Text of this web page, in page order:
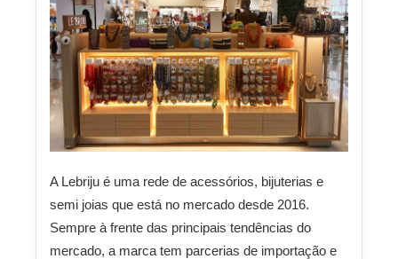
A Lebriju é uma rede de acessórios, bijuterias e
semi joias que está no mercado desde 2016.
Sempre à frente das principais tendências do
mercado, a marca tem parcerias de importação e